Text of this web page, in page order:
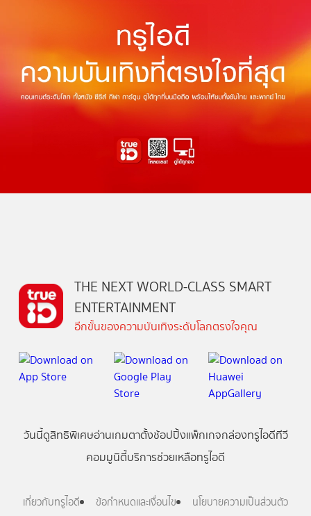
THE NEXT WORLD-CLASS SMART
ENTERTAINMENT
อีกขั้นของความบันเทิงระดับโลกตรงใจคุณ
วันนี้ดูสิทธิพิเศษอ่านเกมตาตั้งช้อปปิ้งแพ็กเกจกล่องทรูไอดีทีวี
คอมมูนิตี้บริการช่วยเหลือทรูไอดี
เกี่ยวกับทรูไอดี ข้อกำหนดและเงื่อนไข นโยบายความเป็นส่วนตัว